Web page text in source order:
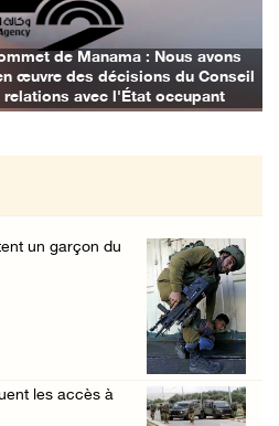
: les colo ...
attaquent un c ...
à Ramallah : une ...
et Tubas : d ...
de Manama : Nous avons
des décisions du Conseil
avec l'État occupant
un garçon du
les accès à